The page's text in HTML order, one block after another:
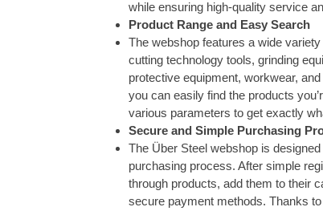
while ensuring high-quality service
Product Range and Easy Search
The webshop features a wide
cutting technology tools, grinding
protective equipment, workwear,
you can easily find the products
various parameters to get exactly
Secure and Simple Purchasing
The Über Steel webshop is
purchasing process. After simple
through products, add them to their
secure payment methods. Thanks